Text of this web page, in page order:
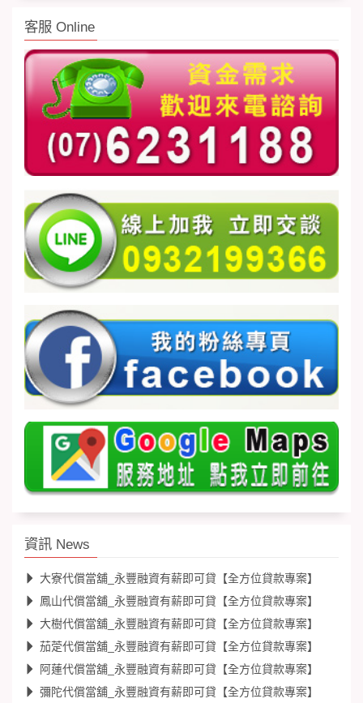
客服 Online
資訊 News
大寮代償當舖_永豐融資有薪即可貸【全方位貸款專案】
鳳山代償當舖_永豐融資有薪即可貸【全方位貸款專案】
大樹代償當舖_永豐融資有薪即可貸【全方位貸款專案】
茄萣代償當舖_永豐融資有薪即可貸【全方位貸款專案】
阿蓮代償當舖_永豐融資有薪即可貸【全方位貸款專案】
彌陀代償當舖_永豐融資有薪即可貸【全方位貸款專案】